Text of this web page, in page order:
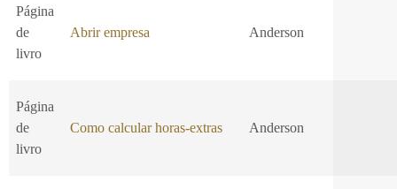
Página
de
livro
Abrir empresa Anderson
Página
de
livro
Como calcular horas-extras Anderson